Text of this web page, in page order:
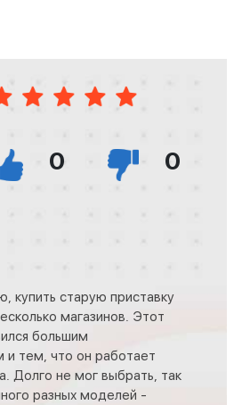
0 0
купить старую приставку
магазинов. Этот
большим
и тем, что он работает
Долго не мог выбрать, так
разных моделей -